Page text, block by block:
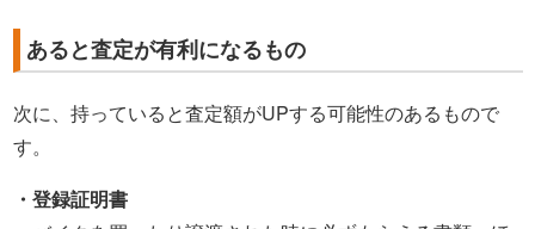
あると査定が有利になるもの
次に、持っていると査定額がUPする可能性のあるもので
す。
・登録証明書